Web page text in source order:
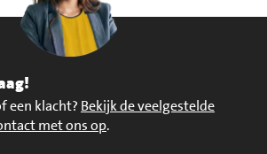
een klacht? Bekijk de veelgestelde
met ons op.